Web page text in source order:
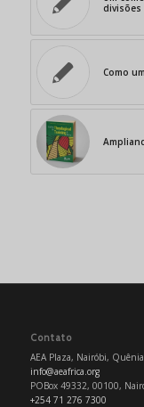
divisões
Como
Contato
AEA Plaza, Nairóbi, Quênia
info@aeafrica.org
POBox 49332, 00100,
+254 71 276 7300